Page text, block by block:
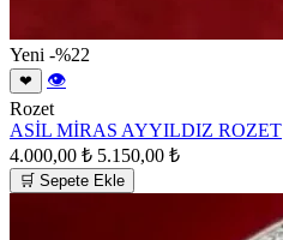
Yeni -%22
❤
👁
Rozet
ASİL MİRAS AYYILDIZ ROZET
4.000,00 ₺ 5.150,00 ₺
🛒 Sepete Ekle